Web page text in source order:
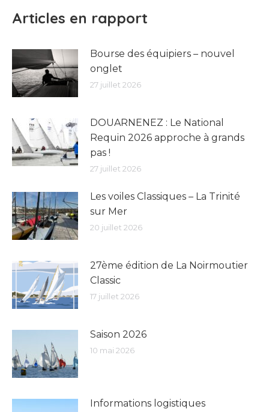
Articles en rapport
Bourse des équipiers – nouvel
onglet
27 juillet 2026
DOUARNENEZ : Le National
Requin 2026 approche à grands
pas !
27 juillet 2026
Les voiles Classiques – La Trinité
sur Mer
20 juillet 2026
27ème édition de La Noirmoutier
Classic
17 juillet 2026
Saison 2026
10 mai 2026
Informations logistiques